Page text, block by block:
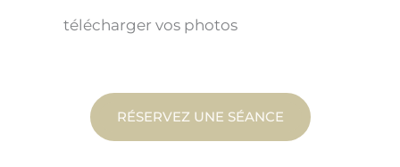
télécharger vos photos
RÉSERVEZ UNE SÉANCE